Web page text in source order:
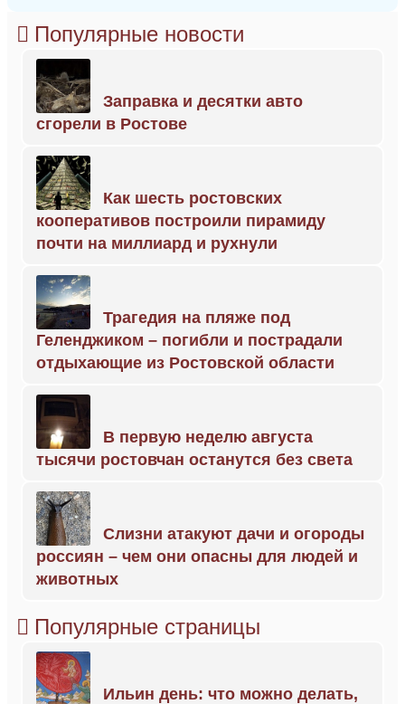
Популярные новости
Заправка и десятки авто
сгорели в Ростове
Как шесть ростовских
кооперативов построили пирамиду
почти на миллиард и рухнули
Трагедия на пляже под
Геленджиком – погибли и пострадали
отдыхающие из Ростовской области
В первую неделю августа
тысячи ростовчан останутся без света
Слизни атакуют дачи и огороды
россиян – чем они опасны для людей и
животных
Популярные страницы
Ильин день: что можно делать,